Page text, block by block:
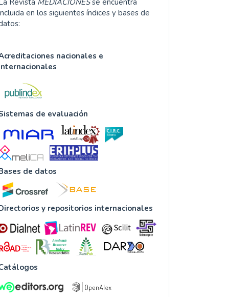
en los siguientes índices y bases de
nacionales e
de evaluación
de datos
y repositorios internacionales